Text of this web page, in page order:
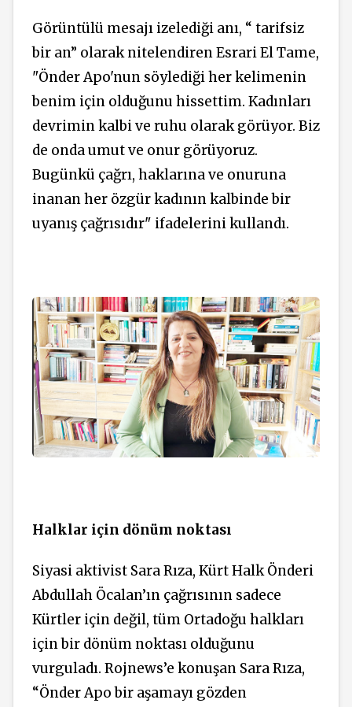
Görüntülü mesajı izelediği anı, “ tarifsiz
bir an” olarak nitelendiren Esrari El Tame,
"Önder Apo'nun söylediği her kelimenin
benim için olduğunu hissettim. Kadınları
devrimin kalbi ve ruhu olarak görüyor. Biz
de onda umut ve onur görüyoruz.
Bugünkü çağrı, haklarına ve onuruna
inanan her özgür kadının kalbinde bir
uyanış çağrısıdır" ifadelerini kullandı.
Halklar için dönüm noktası
Siyasi aktivist Sara Rıza, Kürt Halk Önderi
Abdullah Öcalan’ın çağrısının sadece
Kürtler için değil, tüm Ortadoğu halkları
için bir dönüm noktası olduğunu
vurguladı. Rojnews’e konuşan Sara Rıza,
“Önder Apo bir aşamayı gözden